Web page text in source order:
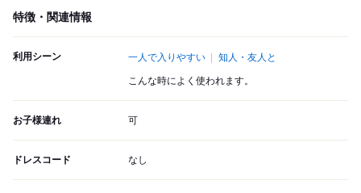
特徴・関連情報
利用シーン 一人で入りやすい 知人・友人と
こんな時によく使われます。
お子様連れ 可
ドレスコード なし